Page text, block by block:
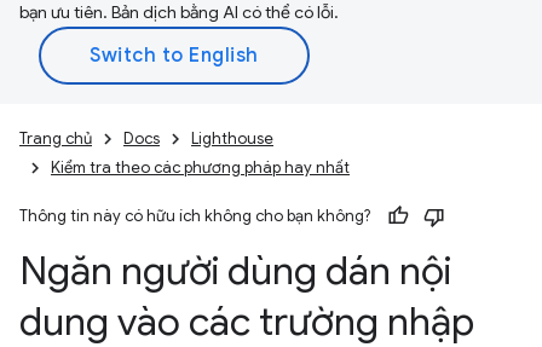
bạn ưu tiên. Bản dịch bằng AI có thể có lỗi.
Trang chủ Docs
Lighthouse
Kiểm tra theo các phương pháp hay nhất
Thông tin này có hữu ích không cho bạn không?
Ngăn người dùng dán nội
dung vào các trường nhập